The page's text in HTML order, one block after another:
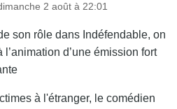
2 août à 22:01
son rôle dans Indéfendable, on
l’animation d’une émission fort
à l'étranger, le comédien